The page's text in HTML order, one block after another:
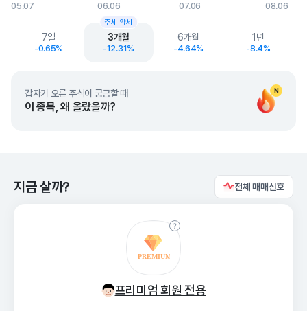
05.07 06.06 07.06 08.06
End of interactive chart.
7일
-0.65%
3개월
-12.31%
추세 약세
6개월
-4.64%
1년
-8.4%
N
갑자기 오른 주식이 궁금할 때
이 종목, 왜 올랐을까?
지금 살까? 전체 매매신호
프리미엄 회원 전용
26. 08/08